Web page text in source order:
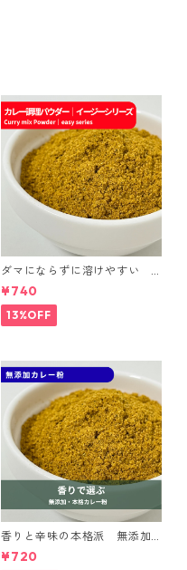
ダマにならずに溶けやすい
カレー調理パウダー｜spice r
oomイージーシリーズ
¥740
13%OFF
香りと辛味の本格派 無添加
カレー粉｜spice roomスパイ
スセット
¥720